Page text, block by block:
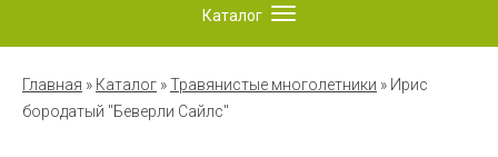
Каталог
Главная » Каталог »Травянистые многолетники » Ирис
бородатый "Беверли Сайлс"